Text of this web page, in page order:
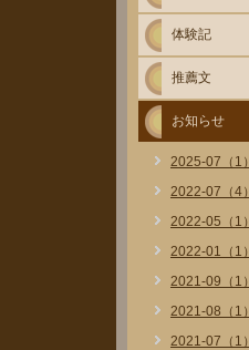
体験記
推薦文
お知らせ
2025-07（1）
2022-07（4）
2022-05（1）
2022-01（1）
2021-09（1）
2021-08（1）
2021-07（1）